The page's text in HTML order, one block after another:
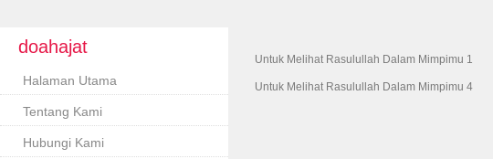
doahajat
Halaman Utama
Tentang Kami
Hubungi Kami
Untuk Melihat Rasulullah Dalam Mimpimu 1
Untuk Melihat Rasulullah Dalam Mimpimu 4